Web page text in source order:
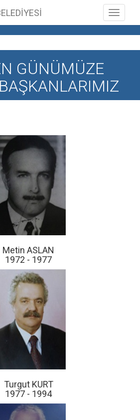
Toggle
GÜNÜMÜZE
Metin ASLAN
1972 - 1977
Turgut KURT
1977 - 1994